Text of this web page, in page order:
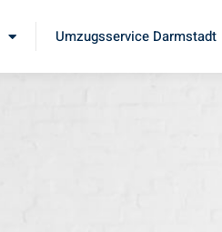
Umzugsservice Darmstadt